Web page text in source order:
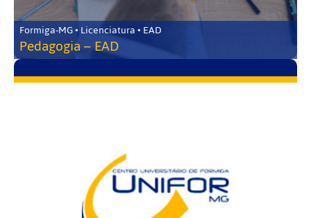
Formiga-MG • Licenciatura • EAD
Pedagogia – EAD